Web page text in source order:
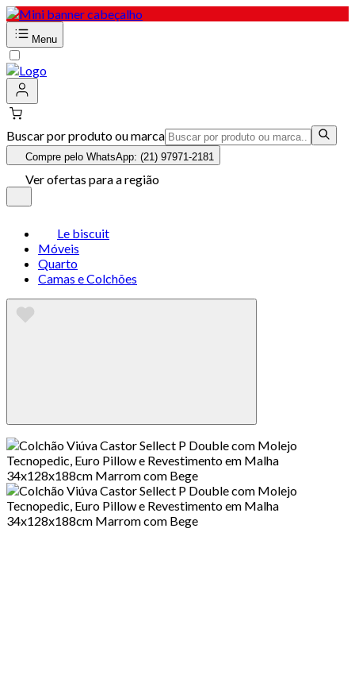
Menu
Buscar por produto ou marca
Compre pelo WhatsApp: (21) 97971-2181
Ver ofertas para a região
Le biscuit
Móveis
Quarto
Camas e Colchões